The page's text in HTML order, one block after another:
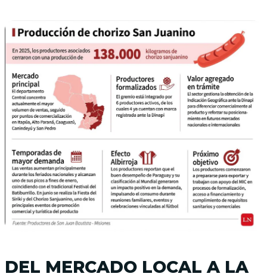
DEL MERCADO LOCAL A LA